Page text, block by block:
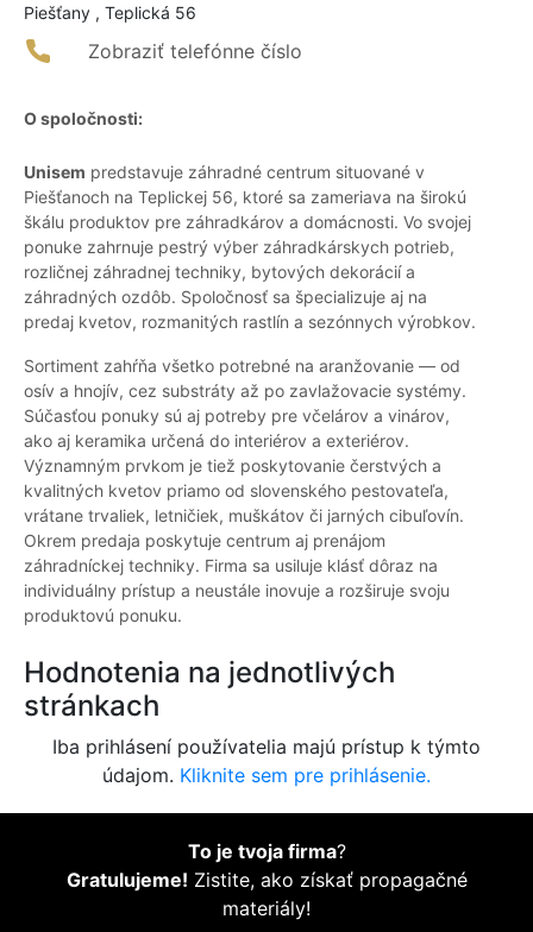
Piešťany , Teplická 56
Zobraziť telefónne číslo
O spoločnosti:
Unisem predstavuje záhradné centrum situované v
Piešťanoch na Teplickej 56, ktoré sa zameriava na širokú
škálu produktov pre záhradkárov a domácnosti. Vo svojej
ponuke zahrnuje pestrý výber záhradkárskych potrieb,
rozličnej záhradnej techniky, bytových dekorácií a
záhradných ozdôb. Spoločnosť sa špecializuje aj na
predaj kvetov, rozmanitých rastlín a sezónnych výrobkov.
Sortiment zahŕňa všetko potrebné na aranžovanie — od
osív a hnojív, cez substráty až po zavlažovacie systémy.
Súčasťou ponuky sú aj potreby pre včelárov a vinárov,
ako aj keramika určená do interiérov a exteriérov.
Významným prvkom je tiež poskytovanie čerstvých a
kvalitných kvetov priamo od slovenského pestovateľa,
vrátane trvaliek, letničiek, muškátov či jarných cibuľovín.
Okrem predaja poskytuje centrum aj prenájom
záhradníckej techniky. Firma sa usiluje klásť dôraz na
individuálny prístup a neustále inovuje a rozširuje svoju
produktovú ponuku.
Hodnotenia na jednotlivých
stránkach
Iba prihlásení používatelia majú prístup k týmto
údajom. Kliknite sem pre prihlásenie.
To je tvoja firma?
Gratulujeme! Zistite, ako získať propagačné
materiály!